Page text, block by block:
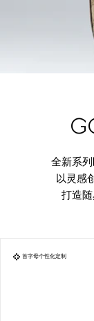
全新系
以灵感
打造
首字母个性化定制